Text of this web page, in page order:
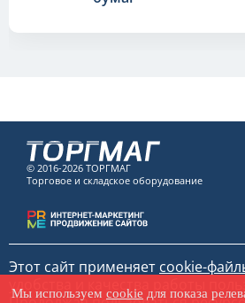
© 2016-2026 ТОРГМАГ
Торговое и складское оборудование
Этот сайт применяет cookie-
удобства и качества работы
Мы используем cookie для показа